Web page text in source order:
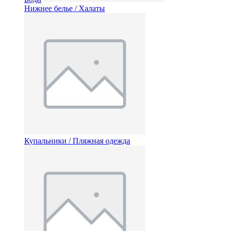
Нижнее белье / Халаты
Купальники / Пляжная одежда